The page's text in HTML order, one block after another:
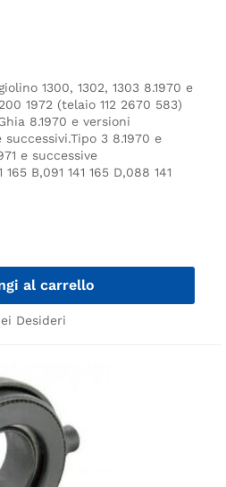
1300, 1302, 1303 8.1970 e
1972 (telaio 112 2670 583)
8.1970 e versioni
successivi.Tipo 3 8.1970 e
e successive
165 B,091 141 165 D,088 141
al carrello
Desideri